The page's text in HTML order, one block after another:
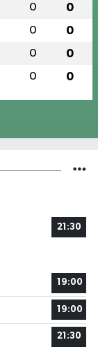
0 0
0 0
0 0
0 0
21:30
19:00
19:00
21:30